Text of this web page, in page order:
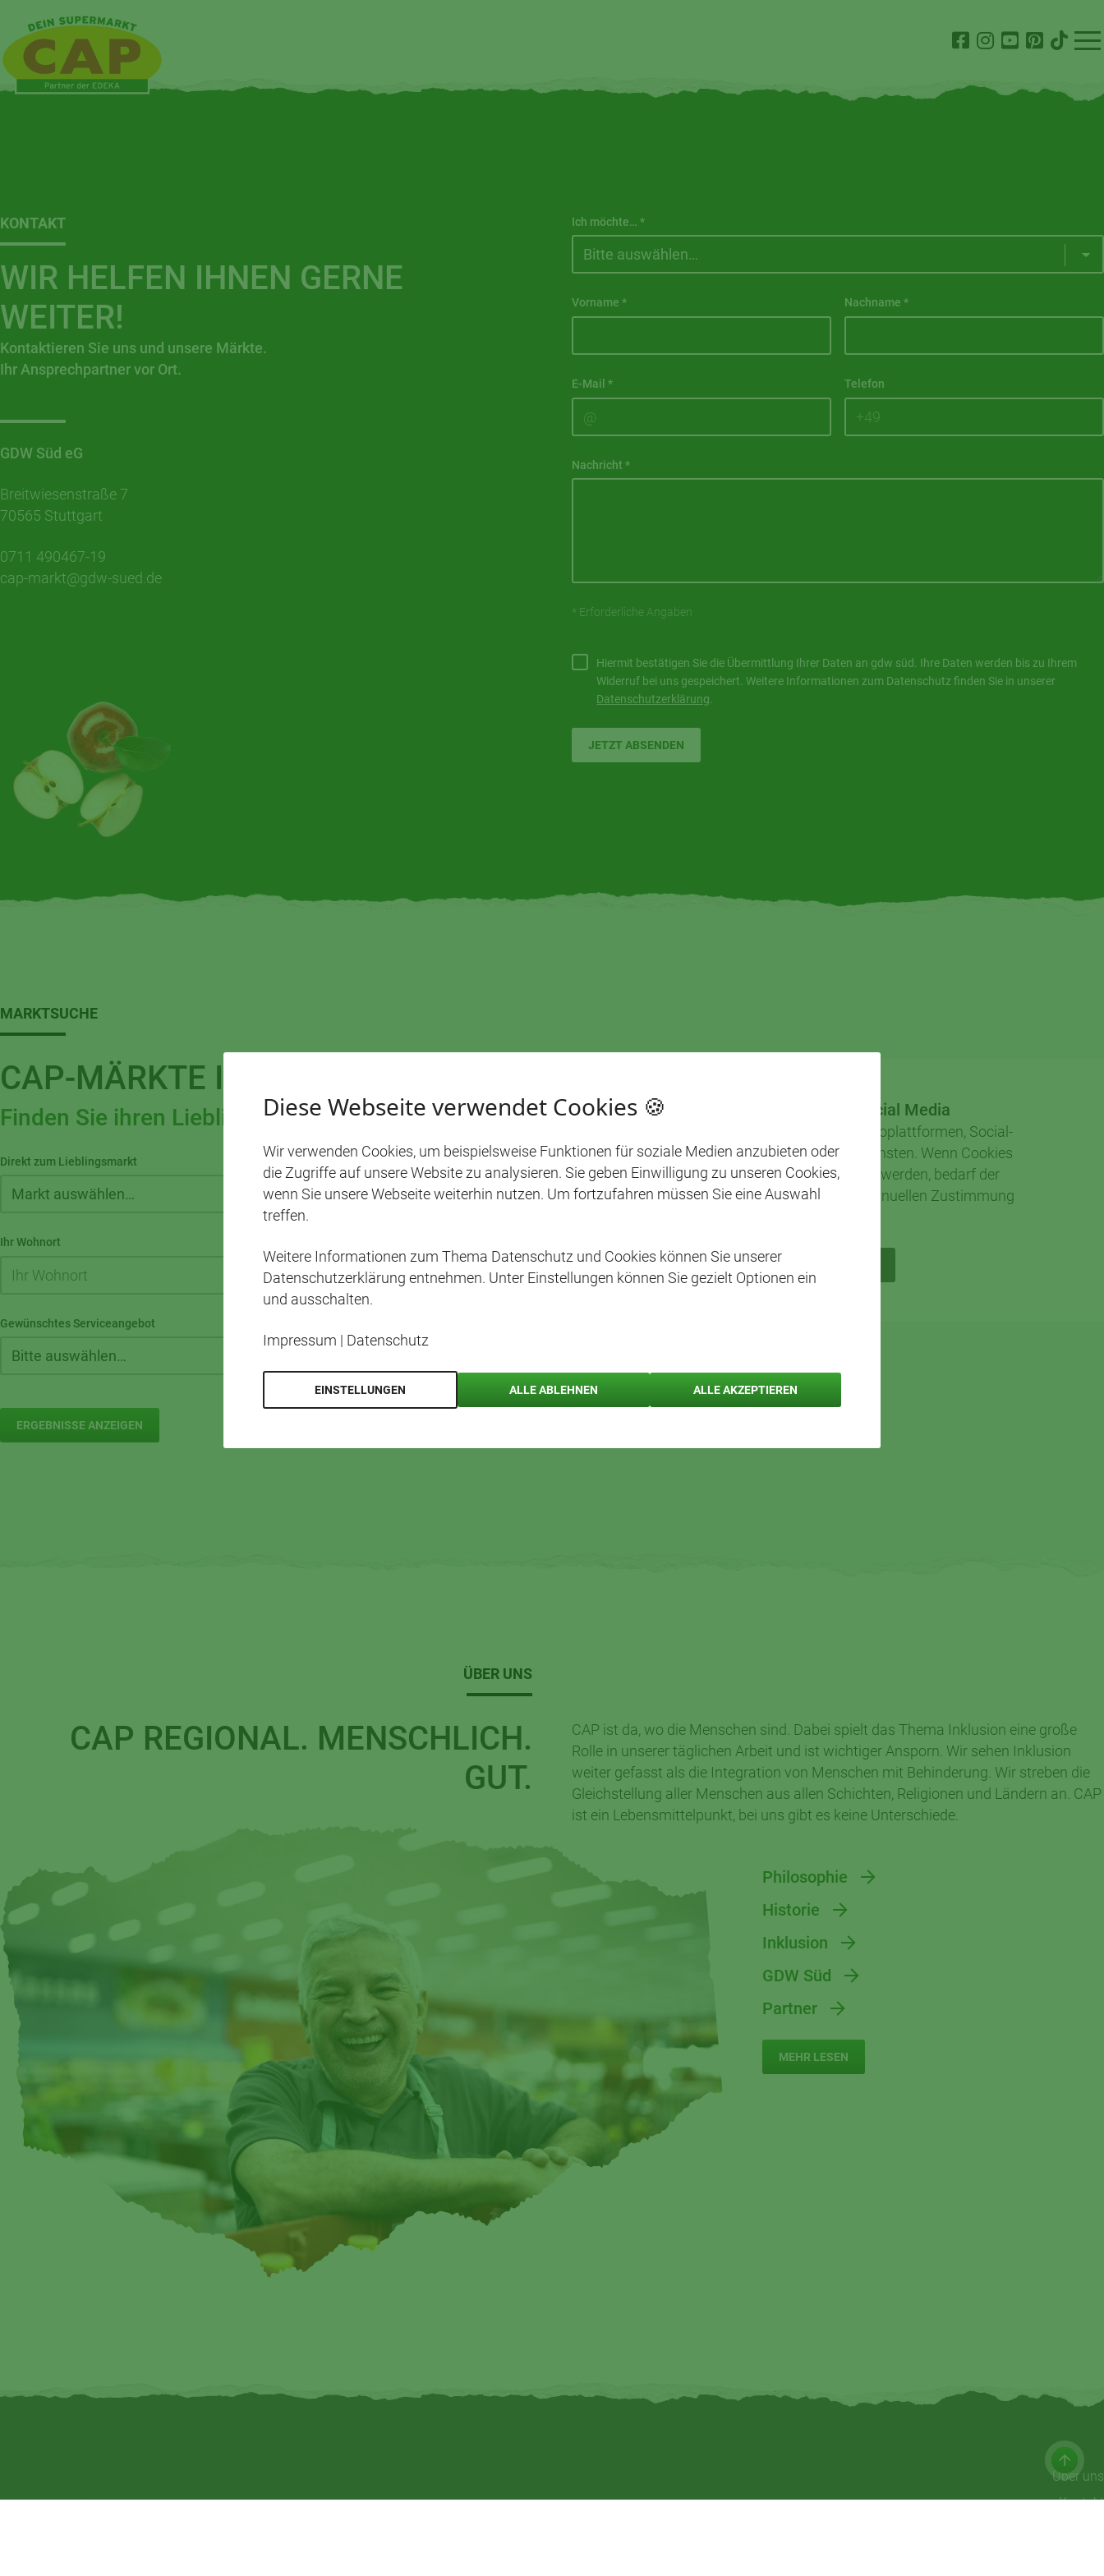
KONTAKT
WIR HELFEN IHNEN GERNE
WEITER!
Kontaktieren Sie uns und unsere Märkte.
Ihr Ansprechpartner vor Ort.
GDW Süd eG
Breitwiesenstraße 7
70565 Stuttgart
0711 490467-19
cap-markt@gdw-sued.de
Ich möchte… *
Vorname * Nachname *
E-Mail * Telefon
Nachricht *
* Erforderliche Angaben
Hiermit bestätigen Sie die Übermittlung Ihrer Daten an gdw süd. Ihre Daten werden bis zu Ihrem
Widerruf bei uns gespeichert. Weitere Informationen zum Datenschutz finden Sie in unserer
Datenschutzerklärung
JETZT ABSENDEN
MARKTSUCHE
CAP-MÄRKTE IN IHRER NÄHE
Finden Sie ihren Lieblingsmarkt!
Direkt zum Lieblingsmarkt
Ihr Wohnort
Gewünschtes Serviceangebot
ERGEBNISSE ANZEIGEN
Externe Dienste / Social Media
Inhalte aus externen Quellen, Videoplattformen, Social-
Media-Plattformen und Kartendiensten. Wenn Cookies
von externen Medien akzeptiert werden, bedarf der
Zugriff auf diese Inhalte keiner manuellen Zustimmung
ÜBER UNS
CAP REGIONAL. MENSCHLICH.
GUT.
CAP ist da, wo die Menschen sind. Dabei spielt das Thema Inklusion eine große
Rolle in unserer täglichen Arbeit und ist wichtiger Ansporn. Wir sehen Inklusion
weiter gefasst als die Integration von Menschen mit Behinderung. Wir streben die
Gleichstellung aller Menschen aus allen Schichten, Religionen und Ländern an. CAP
ist ein Lebensmittelpunkt, bei uns gibt es keine Unterschiede.
Philosophie
Historie
Inklusion
GDW Süd
Partner
MEHR LESEN
Über uns
Kontakt
Diese Webseite verwendet Cookies 🍪
Wir verwenden Cookies, um beispielsweise Funktionen für soziale Medien anzubieten oder
die Zugriffe auf unsere Website zu analysieren. Sie geben Einwilligung zu unseren Cookies,
wenn Sie unsere Webseite weiterhin nutzen. Um fortzufahren müssen Sie eine Auswahl
treffen.
Weitere Informationen zum Thema Datenschutz und Cookies können Sie unserer
Datenschutzerklärung entnehmen. Unter Einstellungen können Sie gezielt Optionen ein
und ausschalten.
Impressum | Datenschutz
EINSTELLUNGEN ALLE ABLEHNEN ALLE AKZEPTIEREN